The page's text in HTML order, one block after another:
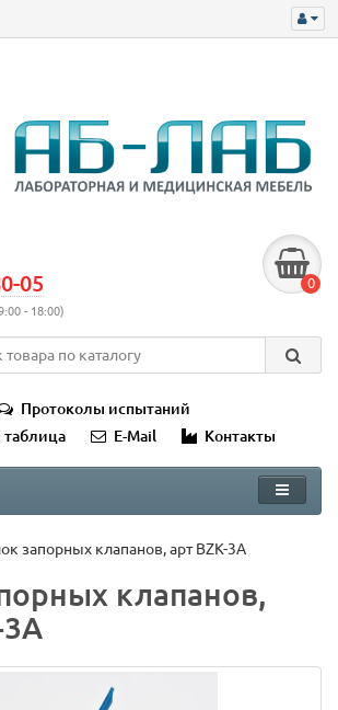
05
- 18:00)
0
Протоколы испытаний
таблица
E-Mail Контакты
запорных клапанов, арт BZK-3A
клапанов,